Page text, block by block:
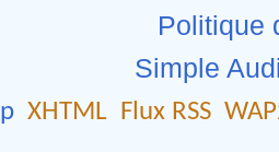
Politique
Simple
XHTML Flux RSS